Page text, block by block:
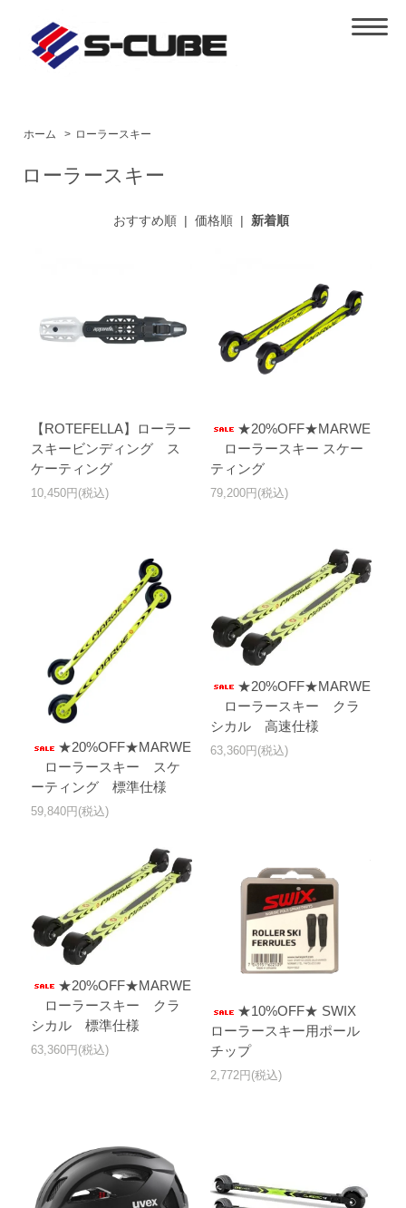
ホーム > ローラースキー
ローラースキー
おすすめ順| 価格順| 新着順
【ROTEFELLA】ローラー
スキービンディング ス
ケーティング
10,450円(税込)
★20%OFF★MARWE
ローラースキー スケー
ティング
79,200円(税込)
★20%OFF★MARWE
ローラースキー スケ
ーティング 標準仕様
59,840円(税込)
★20%OFF★MARWE
ローラースキー クラ
シカル 高速仕様
63,360円(税込)
★20%OFF★MARWE
ローラースキー クラ
シカル 標準仕様
63,360円(税込)
★10%OFF★ SWIX
ローラースキー用ポール
チップ
2,772円(税込)